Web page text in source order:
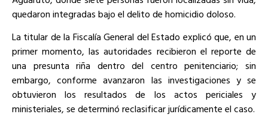
quedaron integradas bajo el delito de homicidio doloso.
La titular de la Fiscalía General del Estado explicó que, en un
primer momento, las autoridades recibieron el reporte de
una presunta riña dentro del centro penitenciario; sin
embargo, conforme avanzaron las investigaciones y se
obtuvieron los resultados de los actos periciales y
ministeriales, se determinó reclasificar jurídicamente el caso.